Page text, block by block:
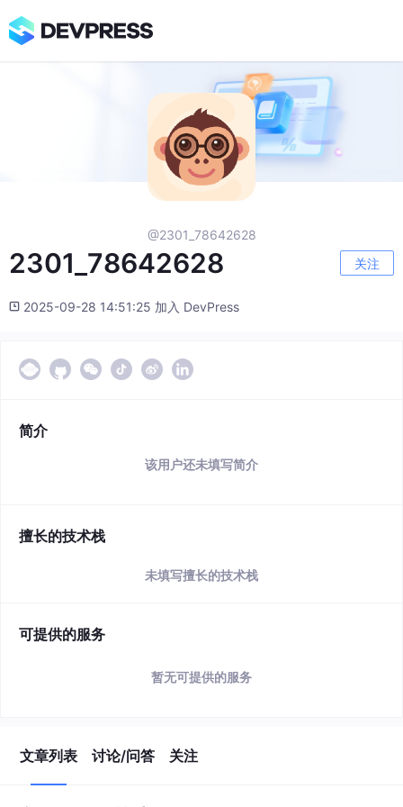
@2301_78642628
2301_78642628 关注
2025-09-28 14:51:25 加入 DevPress
简介
该用户还未填写简介
擅长的技术栈
未填写擅长的技术栈
可提供的服务
暂无可提供的服务
文章列表 讨论/问答 关注